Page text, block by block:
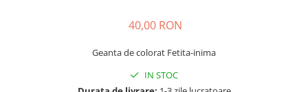
40,00 RON
Geanta de colorat Fetita-inima
IN STOC